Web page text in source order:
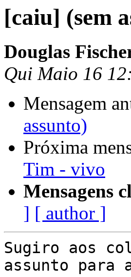
[caiu] (sem
Douglas
Qui Maio 16
Mensagem
assunto)
Próxima
Tim - vivo
Mensagens
] [ author ]
Sugiro aos
assunto